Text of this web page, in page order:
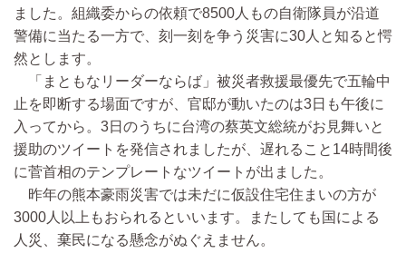
ました。組織委からの依頼で8500人もの自衛隊員が沿道
警備に当たる一方で、刻一刻を争う災害に30人と知ると愕
然とします。
「まともなリーダーならば」被災者救援最優先で五輪中
止を即断する場面ですが、官邸が動いたのは3日も午後に
入ってから。3日のうちに台湾の蔡英文総統がお見舞いと
援助のツイートを発信されましたが、遅れること14時間後
に菅首相のテンプレートなツイートが出ました。
昨年の熊本豪雨災害では未だに仮設住宅住まいの方が
3000人以上もおられるといいます。またしても国による
人災、棄民になる懸念がぬぐえません。